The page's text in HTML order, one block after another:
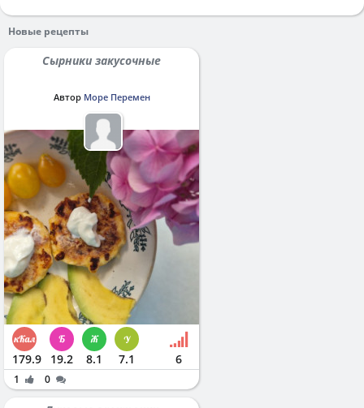
Новые рецепты
Сырники закусочные
Автор Море Перемен
179.9 19.2 8.1 7.1 6
1 0